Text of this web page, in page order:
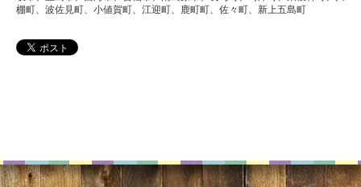
棚町、波佐見町、小値賀町、江迎町、鹿町町、佐々町、新上五島町